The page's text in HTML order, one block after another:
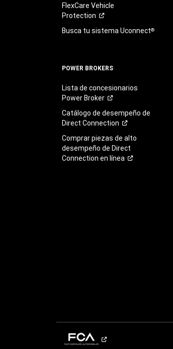
FlexCare Vehicle
Protection
Busca tu sistema Uconnect®
POWER BROKERS
Lista de concesionarios
Power Broker
Catálogo de desempeño de
Direct Connection
Comprar piezas de alto
desempeño de Direct
Connection en línea